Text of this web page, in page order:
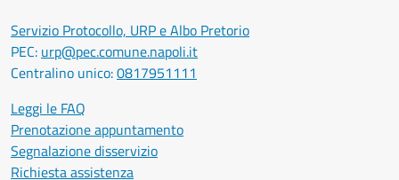
Servizio Protocollo, URP e Albo Pretorio
PEC: urp@pec.comune.napoli.it
Centralino unico:0817951111
Leggi le FAQ
Prenotazione appuntamento
Segnalazione disservizio
Richiesta assistenza